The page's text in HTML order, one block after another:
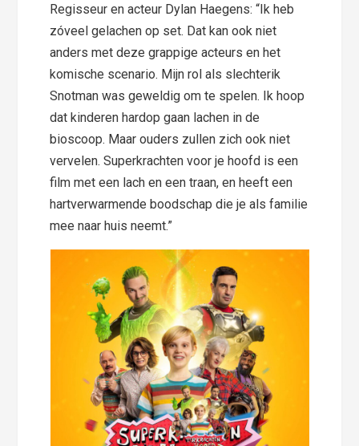
Regisseur en acteur Dylan Haegens: “Ik heb
zóveel gelachen op set. Dat kan ook niet
anders met deze grappige acteurs en het
komische scenario. Mijn rol als slechterik
Snotman was geweldig om te spelen. Ik hoop
dat kinderen hardop gaan lachen in de
bioscoop. Maar ouders zullen zich ook niet
vervelen. Superkrachten voor je hoofd is een
film met een lach en een traan, en heeft een
hartverwarmende boodschap die je als familie
mee naar huis neemt.”